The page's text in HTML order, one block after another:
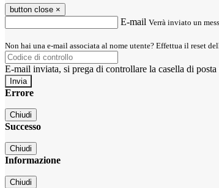
button close ×
E-mail Verrà inviato un
Non hai una e-mail associata al nome utente? Effettua il reset
E-mail inviata, si prega di controllare la casella di posta
Errore
Chiudi
Successo
Chiudi
Informazione
Chiudi